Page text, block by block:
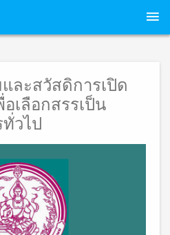
ละสวัสดิการเปิด
เลือกสรรเป็น
วไป